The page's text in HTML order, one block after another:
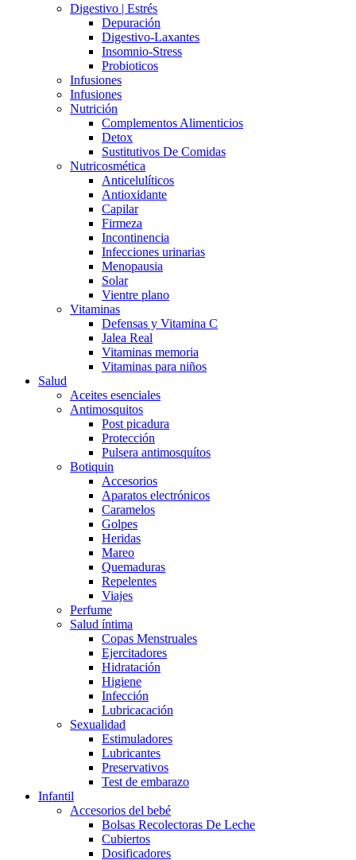
Digestivo | Estrés
Depuración
Digestivo-Laxantes
Insomnio-Stress
Probioticos
Infusiones
Infusiones
Nutrición
Complementos Alimenticios
Detox
Sustitutivos De Comidas
Nutricosmética
Anticelulíticos
Antioxidante
Capilar
Firmeza
Incontinencia
Infecciones urinarias
Menopausia
Solar
Vientre plano
Vitaminas
Defensas y Vitamina C
Jalea Real
Vitaminas memoria
Vitaminas para niños
Salud
Aceites esenciales
Antimosquitos
Post picadura
Protección
Pulsera antimosquítos
Botiquin
Accesorios
Aparatos electrónicos
Caramelos
Golpes
Heridas
Mareo
Quemaduras
Repelentes
Viajes
Perfume
Salud íntima
Copas Menstruales
Ejercitadores
Hidratación
Higiene
Infección
Lubricacación
Sexualidad
Estimuladores
Lubricantes
Preservativos
Test de embarazo
Infantil
Accesorios del bebé
Bolsas Recolectoras De Leche
Cubiertos
Dosificadores